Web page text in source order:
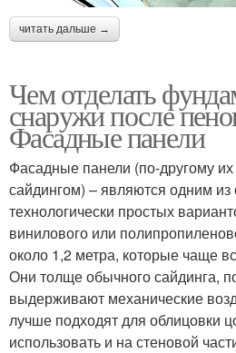
читать дальше →
Чем отделать
снаружи после
Фасадные панели
Фасадные панели (по-другому
сайдингом) – являются одним
технологически простых
винилового или
около 1,2 метра, которые чаще
Они толще обычного сайдинга,
выдерживают механические
лучше подходят для облицовки
использовать и на стеновой